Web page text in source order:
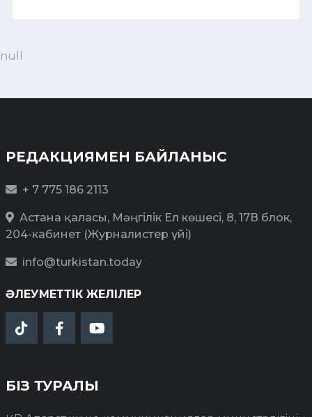
null
РЕДАКЦИЯМЕН БАЙЛАНЫС
+ 7 775 186 2113
Астана қаласы, Мәңгілік Ел көшесі, 8, 17В блок,
204-кабинет (Журналистер үйі)
info@turkistan.today
ӘЛЕУМЕТТІК ЖЕЛІЛЕР
БІЗ ТУРАЛЫ